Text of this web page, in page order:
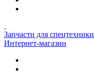
Запчасти для спецтехники
Интернет-магазин